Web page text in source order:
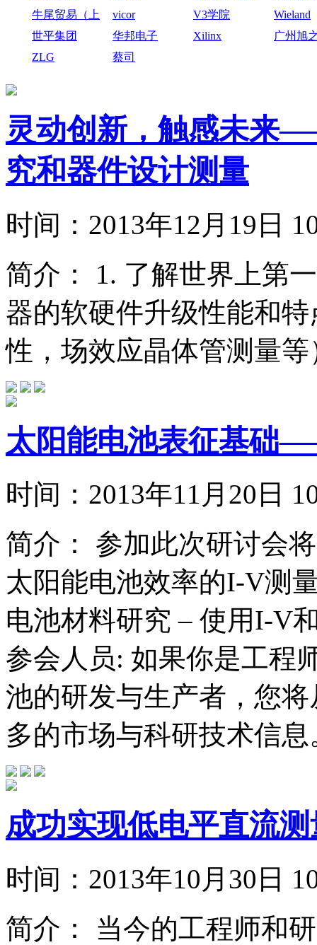
牛尾贸易（上
海）有限公司
vicor V3学院
Wieland
世平集团
华邦电子 Xilinx
广州旭
ZLG 蔡司
灵动创新，触感未来
究和器件设计测量
时间： 2013年12月19
简介：
1. 了解世界上第
器的软硬件升级性能和
性，场效应晶体管测量等
太阳能电池表征基础
时间： 2013年11月20
简介：
参加此次研讨会
太阳能电池效率的I-V测
电池材料研究 – 使用I-V
参会人员: 如果你是工程
池的研发与生产者，您
多的市场与科研技术信息
成功实现低电平直流
时间： 2013年10月30
简介：
当今的工程师和